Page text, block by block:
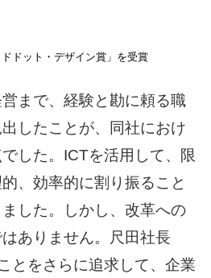
ドット・デザイン賞」を受賞
まで、経験と勘に頼る職
したことが、同社におけ
した。ICTを活用して、限
、効率的に割り振ること
した。しかし、改革への
ありません。尺田社長
とをさらに追求して、企業